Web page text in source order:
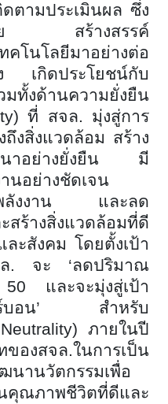
ตามประเมินผล ซึ่ง
วิจัย สร้างสรรค์
โนโลยีมาอย่างต่อ
เกิดประโยชน์กับ
งด้านความยั่งยืน
ที่ สจล. มุ่งสู่การ
งสิ่งแวดล้อม สร้าง
นาอย่างยั่งยืน มี
นอย่างชัดเจน
พลังงาน และลด
ร้างสิ่งแวดล้อมที่ดี
ะสังคม โดยตั้งเป้า
. จะ ‘ลดปริมาณ
และจะมุ่งสู่เป้า
าร์บอน’ สำหรับ
ภายในปี
งสจล.ในการเป็น
นานวัตกรรมเพื่อ
ณภาพชีวิตที่ดีและ